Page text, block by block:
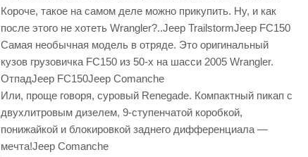
Короче, такое на самом деле можно прикупить. Ну, и как
после этого не хотеть Wrangler?..Jeep TrailstormJeep FC150
Самая необычная модель в отряде. Это оригинальный
кузов грузовичка FC150 из 50-х на шасси 2005 Wrangler.
ОтпадJeep FC150Jeep Comanche
Или, проще говоря, суровый Renegade. Компактный пикап с
двухлитровым дизелем, 9-ступенчатой коробкой,
понижайкой и блокировкой заднего дифференциала —
мечта!Jeep Comanche